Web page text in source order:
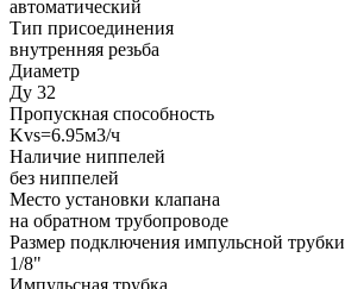
автоматический
Тип присоединения
внутренняя резьба
Диаметр
Ду 32
Пропускная способность
Kvs=6.95м3/ч
Наличие ниппелей
без ниппелей
Место установки клапана
на обратном трубопроводе
Размер подключения импульсной трубки
1/8"
Импульсная трубка